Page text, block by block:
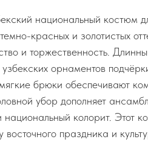
национальный костюм
красных и золотистых
и торжественность.
орнаментов
брюки обеспечивают
убор дополняет
колорит. Этот
праздника и